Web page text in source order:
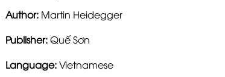
Author:Martin Heidegger
Publisher:Quế Sơn
Language:Vietnamese